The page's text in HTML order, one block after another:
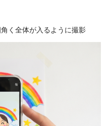
く全体が入るように撮影